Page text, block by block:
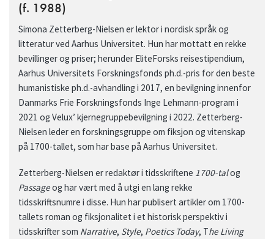
(f. 1988)
Simona Zetterberg-Nielsen er lektor i nordisk språk og
litteratur ved Aarhus Universitet. Hun har mottatt en rekke
bevillinger og priser; herunder EliteForsks reisestipendium,
Aarhus Universitets Forskningsfonds ph.d.-pris for den beste
humanistiske ph.d.-avhandling i 2017, en bevilgning innenfor
Danmarks Frie Forskningsfonds Inge Lehmann-program i
2021 og Velux’ kjernegruppebevilgning i 2022. Zetterberg-
Nielsen leder en forskningsgruppe om fiksjon og vitenskap
på 1700-tallet, som har base på Aarhus Universitet.
Zetterberg-Nielsen er redaktør i tidsskriftene 1700-talog
Passageog har vært med å utgi en lang rekke
tidsskriftsnumre i disse. Hun har publisert artikler om 1700-
tallets roman og fiksjonalitet i et historisk perspektiv i
tidsskrifter som Narrative, Style, Poetics Today, The Living